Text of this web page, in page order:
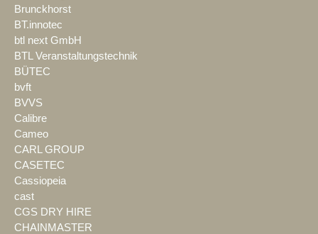
Brunckhorst
BT.innotec
btl next GmbH
BTL Veranstaltungstechnik
BÜTEC
bvft
BVVS
Calibre
Cameo
CARL GROUP
CASETEC
Cassiopeia
cast
CGS DRY HIRE
CHAINMASTER